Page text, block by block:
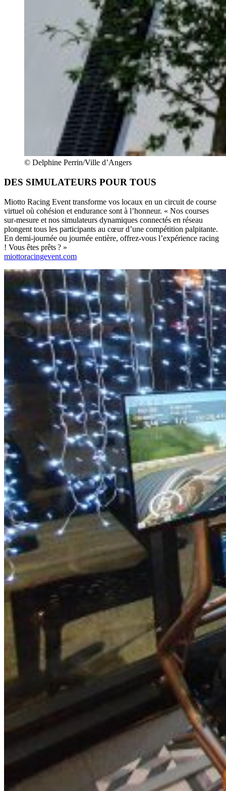
© Delphine Perrin/Ville d’Angers
DES SIMULATEURS POUR TOUS
Miotto Racing Event transforme vos locaux en un circuit de course
virtuel où cohésion et endurance sont à l’honneur. « Nos courses
sur-mesure et nos simulateurs dynamiques connectés en réseau
plongent tous les participants au cœur d’une compétition palpitante.
En demi-journée ou journée entière, offrez-vous l’expérience racing
! Vous êtes prêts ? »
miottoracingevent.com